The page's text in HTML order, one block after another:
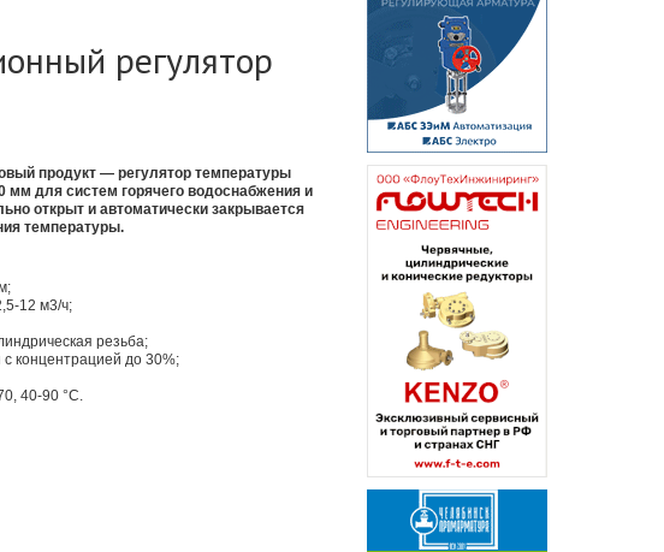
регулятор
продукт — регулятор температуры
мм для систем горячего водоснабжения и
открыт и автоматически закрывается
температуры.
12 м3/ч;
резьба;
концентрацией до 30%;
40-90 °C.